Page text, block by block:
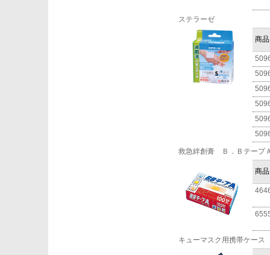
ステラーゼ
商
救急絆創膏 Ｂ．Ｂテープ
商
キューマスク用携帯ケース